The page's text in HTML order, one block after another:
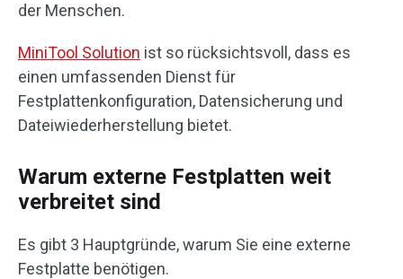
der Menschen.
MiniTool Solution ist so rücksichtsvoll, dass es
einen umfassenden Dienst für
Festplattenkonfiguration, Datensicherung und
Dateiwiederherstellung bietet.
Warum externe Festplatten weit
verbreitet sind
Es gibt 3 Hauptgründe, warum Sie eine externe
Festplatte benötigen.